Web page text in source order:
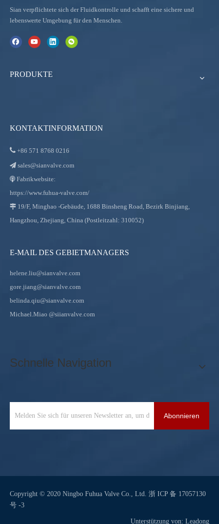
Sian verpflichtete sich der Fluidkontrolle und schafft eine sichere und
lebenswerte Umgebung für den Menschen.
PRODUKTE
KONTAKTINFORMATION
 +86 571 8768 0216
 sales@sianvalve.com
 Fabrikwebsite:
https://www.fuhua-valve.com/
 19/F, Minghao -Gebäude, 1688 Binsheng Road, Bezirk Binjiang,
Hangzhou, Zhejiang, China (Postleitzahl: 310052)
E-MAIL DES GEBIETMANAGERS
helene.liu@sianvalve.com
gore.jiang@sianvalve.com
belinda.qiu@sianvalve.com
Michael.Miao @siianvalve.com
Schnelle Navigation
Abonnieren
Copyright © 2020 Ningbo Fuhua Valve Co., Ltd. 浙 ICP 备 17057130
号 -3
Unterstützung von: Leadong